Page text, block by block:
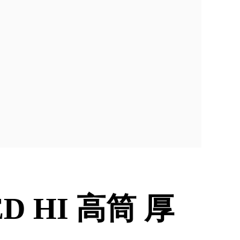
HI 高筒 厚